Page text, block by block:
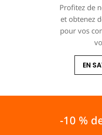
Profitez de
et obtenez
pour vos
EN
-10 %